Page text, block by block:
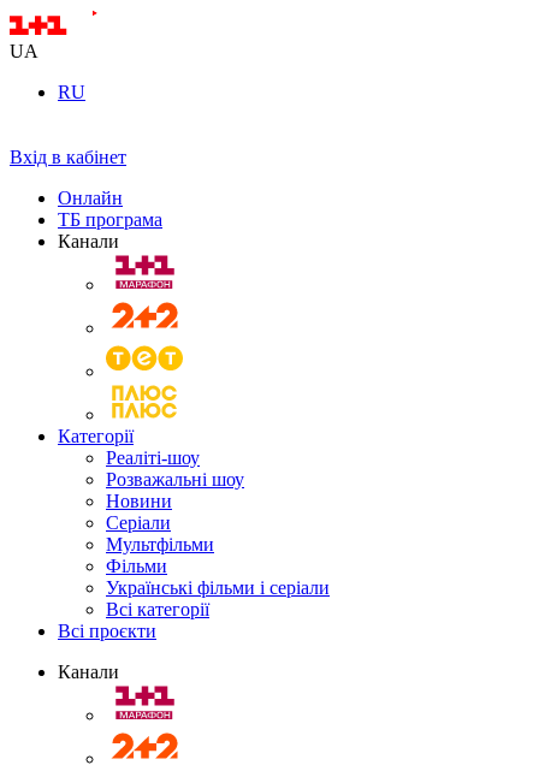
UA
RU
Вхід в кабінет
Онлайн
ТБ програма
Канали
Категорії
Реаліті-шоу
Розважальні шоу
Новини
Серіали
Мультфільми
Фільми
Українські фільми і серіали
Всі категорії
Всі проєкти
Канали